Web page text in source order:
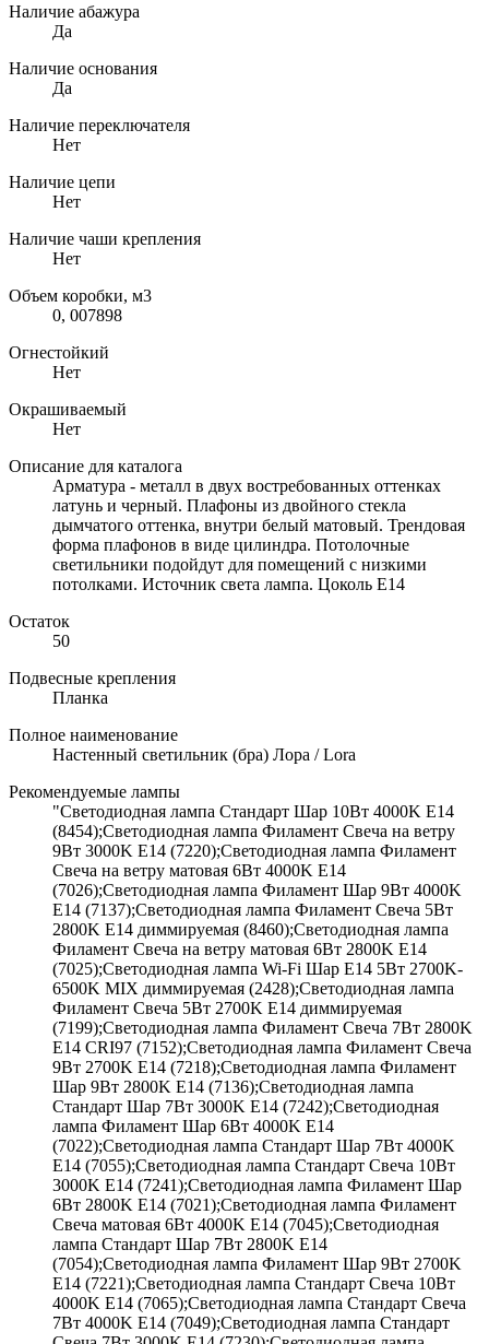
Наличие абажура
Да
Наличие основания
Да
Наличие переключателя
Нет
Наличие цепи
Нет
Наличие чаши крепления
Нет
Объем коробки, м3
0, 007898
Огнестойкий
Нет
Окрашиваемый
Нет
Описание для каталога
Арматура - металл в двух востребованных оттенках
латунь и черный. Плафоны из двойного стекла
дымчатого оттенка, внутри белый матовый. Трендовая
форма плафонов в виде цилиндра. Потолочные
светильники подойдут для помещений с низкими
потолками. Источник света лампа. Цоколь E14
Остаток
50
Подвесные крепления
Планка
Полное наименование
Настенный светильник (бра) Лора / Lora
Рекомендуемые лампы
"Светодиодная лампа Стандарт Шар 10Вт 4000K E14
(8454);Светодиодная лампа Филамент Свеча на ветру
9Вт 3000K E14 (7220);Светодиодная лампа Филамент
Свеча на ветру матовая 6Вт 4000K E14
(7026);Светодиодная лампа Филамент Шар 9Вт 4000K
E14 (7137);Светодиодная лампа Филамент Свеча 5Вт
2800K E14 диммируемая (8460);Светодиодная лампа
Филамент Свеча на ветру матовая 6Вт 2800K E14
(7025);Светодиодная лампа Wi-Fi Шар E14 5Вт 2700K-
6500K MIX диммируемая (2428);Светодиодная лампа
Филамент Свеча 5Вт 2700K E14 диммируемая
(7199);Светодиодная лампа Филамент Свеча 7Вт 2800K
E14 CRI97 (7152);Светодиодная лампа Филамент Свеча
9Вт 2700K E14 (7218);Светодиодная лампа Филамент
Шар 9Вт 2800K E14 (7136);Светодиодная лампа
Стандарт Шар 7Вт 3000K E14 (7242);Светодиодная
лампа Филамент Шар 6Вт 4000K E14
(7022);Светодиодная лампа Стандарт Шар 7Вт 4000K
E14 (7055);Светодиодная лампа Стандарт Свеча 10Вт
3000K E14 (7241);Светодиодная лампа Филамент Шар
6Вт 2800K E14 (7021);Светодиодная лампа Филамент
Свеча матовая 6Вт 4000K E14 (7045);Светодиодная
лампа Стандарт Шар 7Вт 2800K E14
(7054);Светодиодная лампа Филамент Шар 9Вт 2700K
E14 (7221);Светодиодная лампа Стандарт Свеча 10Вт
4000K E14 (7065);Светодиодная лампа Стандарт Свеча
7Вт 4000K E14 (7049);Светодиодная лампа Стандарт